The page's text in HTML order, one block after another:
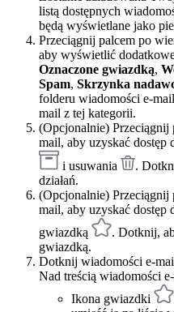
listą dostępnych
będą wyświetlane jako
Przeciągnij palcem po
aby wyświetlić
Oznaczone gwiazdką,
Spam, Skrzynka
folderu wiadomości e-
mail z tej kategorii.
(Opcjonalnie)
mail, aby uzyskać dostęp
i usuwania
.
działań.
(Opcjonalnie)
mail, aby uzyskać dostęp
gwiazdką
. Dotknij,
gwiazdką.
Dotknij wiadomości e-
Nad treścią wiadomości
Ikona gwiazdki